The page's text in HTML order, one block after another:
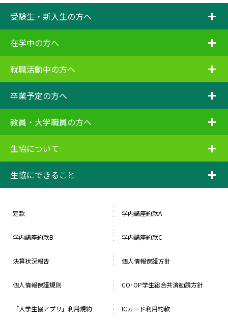
受験生・新入生の方へ
在学中の方へ
就職活動中の方へ
卒業予定の方へ
教員・大学職員の方へ
生協について
生協にできること
定款 学内講座約款A
学内講座約款B 学内講座約款C
決算状況報告 個人情報保護方針
個人情報保護規則 CO･OP学生総合共済勧誘方針
「大学生協アプリ」利用規約 ICカード利用約款